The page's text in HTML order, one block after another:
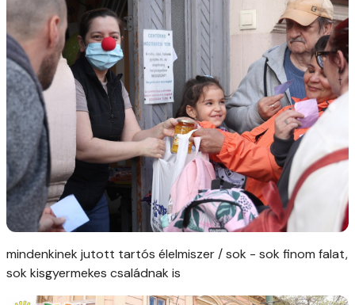
mindenkinek jutott tartós élelmiszer / sok - sok finom falat,
sok kisgyermekes családnak is